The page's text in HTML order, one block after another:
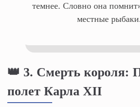
темнее. Словно она
местные
👑 3. Смерть короля:
полет Карла XII